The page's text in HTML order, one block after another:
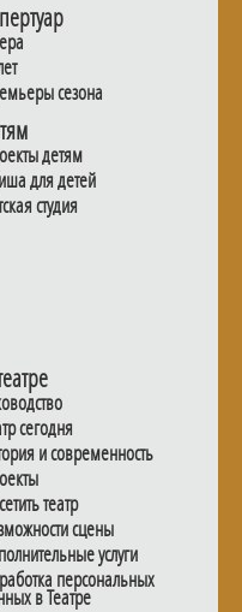
сезона
детям
для детей
студия
сегодня
и современность
театр
сцены
услуги
персональных
в Театре